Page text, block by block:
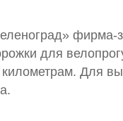
фирма-
для
километрам. Для